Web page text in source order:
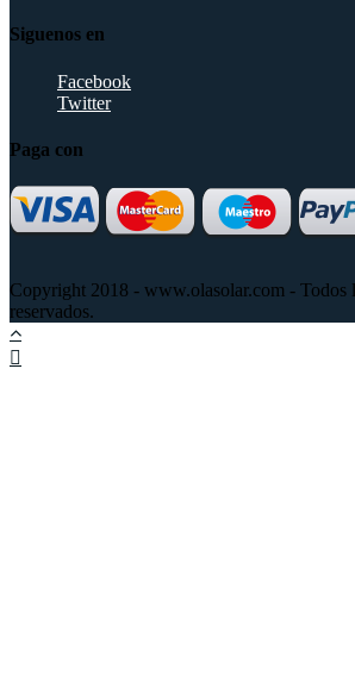
Siguenos en
Facebook
Twitter
Paga con
Copyright 2018 - www.olasolar.com - Todos
reservados.
